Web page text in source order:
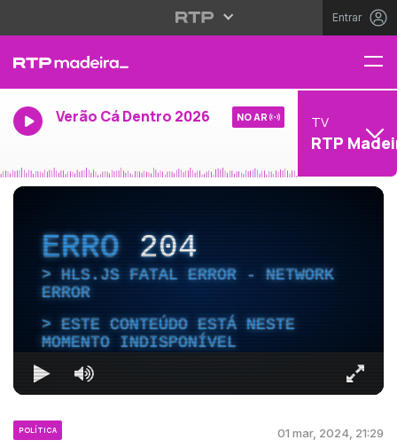
Entrar
Verão Cá Dentro 2026 NO AR TV
RTP
ERRO204
HLS.JS FATAL ERROR - NETWORK
ERROR
ESTE CONTEÚDO ESTÁ NESTE
MOMENTO INDISPONÍVEL
POLÍTICA 01 mar, 2024, 21:29